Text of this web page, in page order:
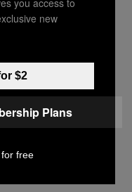
pendapatan di
di salah satu
Rp50
mereka
sebagai alat
model
new
$2
Plans
free